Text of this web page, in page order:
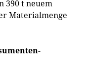
390 t neuem
Materialmenge